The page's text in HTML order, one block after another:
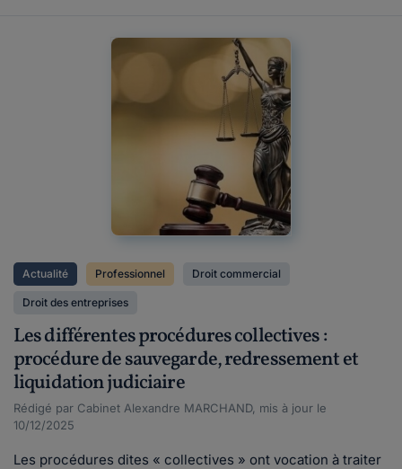
Actualité Professionnel Droit commercial
Droit des entreprises
Les différentes procédures collectives :
procédure de sauvegarde, redressement et
liquidation judiciaire
Rédigé par Cabinet Alexandre MARCHAND, mis à jour le
10/12/2025
Les procédures dites « collectives » ont vocation à traiter